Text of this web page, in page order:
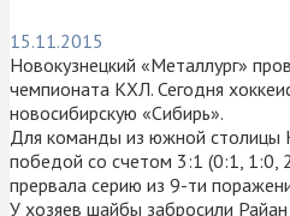
15.11.2015
Новокузнецкий «Металлург»
чемпионата КХЛ. Сегодня
новосибирскую «Сибирь».
Для команды из южной столицы
победой со счетом 3:1 (0:1, 1:0,
прервала серию из 9-ти
У хозяев шайбы забросили